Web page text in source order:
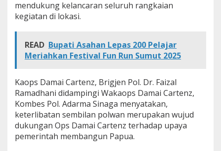
mendukung kelancaran seluruh rangkaian
kegiatan di lokasi.
READ Bupati Asahan Lepas 200 Pelajar
Meriahkan Festival Fun Run Sumut 2025
Kaops Damai Cartenz, Brigjen Pol. Dr. Faizal
Ramadhani didampingi Wakaops Damai Cartenz,
Kombes Pol. Adarma Sinaga menyatakan,
keterlibatan sembilan polwan merupakan wujud
dukungan Ops Damai Cartenz terhadap upaya
pemerintah membangun Papua.